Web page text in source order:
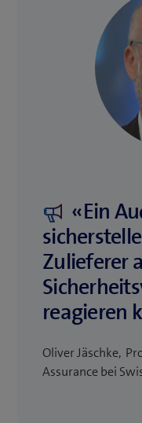
«Ein
Zulieferer
reagieren
Oliver Jäschke,
Assurance bei